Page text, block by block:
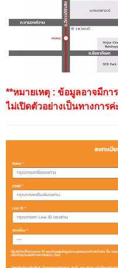
**หมายเหตุ : ข้อมูลอาจมีกา
ไม่เปิดตัวอย่างเป็นทางการค่